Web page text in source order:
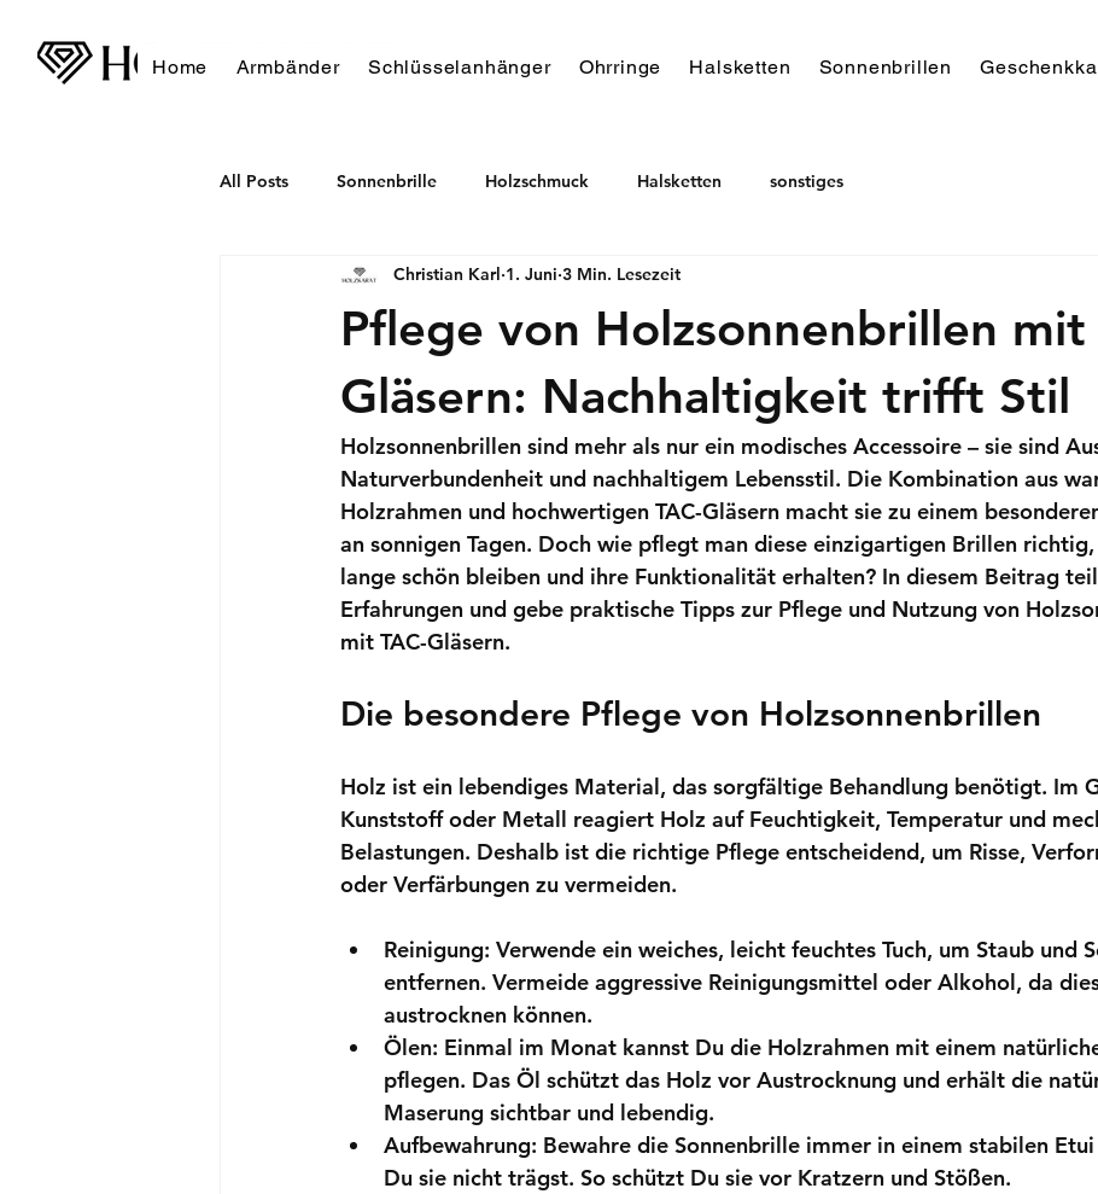
Home Armbänder Schlüsselanhänger Ohrringe Halsketten Sonnenbrillen
All Posts Sonnenbrille Holzschmuck Halsketten sonstiges
Pflege von Holzsonnenbrillen mit
Gläsern: Nachhaltigkeit trifft Stil
Christian Karl 1. Juni 3 Min. Lesezeit
Holzsonnenbrillen sind mehr als nur ein modisches Accessoire – sie sind
Naturverbundenheit und nachhaltigem Lebensstil. Die Kombination aus
Holzrahmen und hochwertigen TAC-Gläsern macht sie zu einem
an sonnigen Tagen. Doch wie pflegt man diese einzigartigen Brillen
lange schön bleiben und ihre Funktionalität erhalten? In diesem Beitrag
Erfahrungen und gebe praktische Tipps zur Pflege und Nutzung von
mit TAC-Gläsern.
Die besondere Pflege von Holzsonnenbrillen
Holz ist ein lebendiges Material, das sorgfältige Behandlung benötigt. Im
Kunststoff oder Metall reagiert Holz auf Feuchtigkeit, Temperatur und
Belastungen. Deshalb ist die richtige Pflege entscheidend, um Risse,
oder Verfärbungen zu vermeiden.
Reinigung: Verwende ein weiches, leicht feuchtes Tuch, um Staub und
entfernen. Vermeide aggressive Reinigungsmittel oder Alkohol, da
austrocknen können.
Ölen: Einmal im Monat kannst Du die Holzrahmen mit einem
pflegen. Das Öl schützt das Holz vor Austrocknung und erhält die
Maserung sichtbar und lebendig.
Aufbewahrung: Bewahre die Sonnenbrille immer in einem stabilen
Du sie nicht trägst. So schützt Du sie vor Kratzern und Stößen.